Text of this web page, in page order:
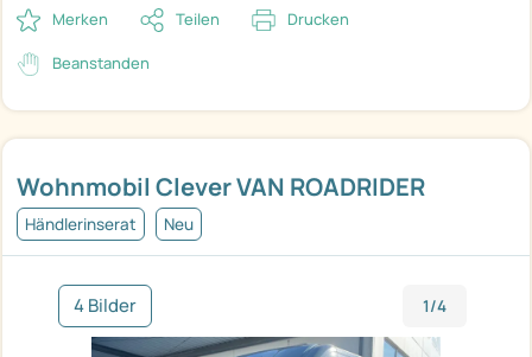
Wohnmobil Clever VAN ROADRIDER
Händlerinserat Neu
4 Bilder 1/4
Merken Teilen Drucken
Beanstanden